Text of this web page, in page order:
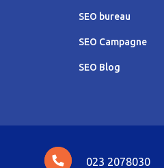
SEO bureau
SEO Campagne
SEO Blog
023 2078030